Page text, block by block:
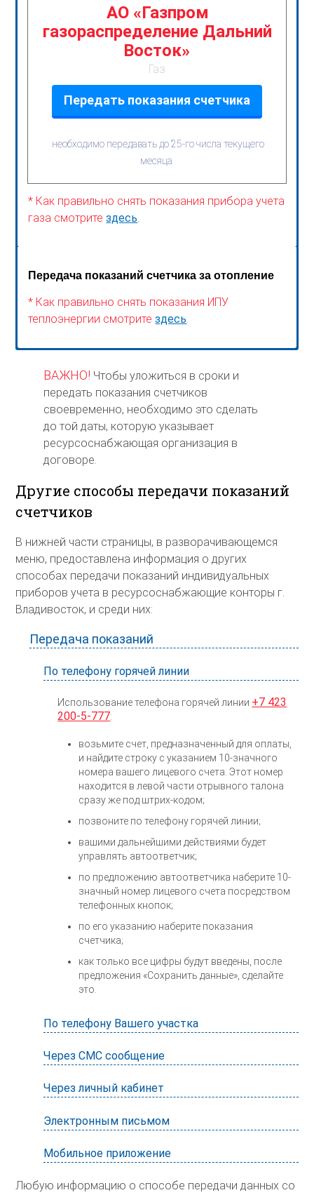
АО «Газпром
газораспределение Дальний
Восток»
Газ
Передать показания счетчика
необходимо передавать до 25-го числа текущего
месяца
* Как правильно снять показания прибора учета
газа смотритездесь
Передача показаний счетчика за отопление
* Как правильно снять показания ИПУ
теплоэнергии смотритездесь
ВАЖНО! Чтобы уложиться в сроки и
передать показания счетчиков
своевременно, необходимо это сделать
до той даты, которую указывает
ресурсоснабжающая организация в
договоре.
Другие способы передачи показаний
счетчиков
В нижней части страницы, в разворачивающемся
меню, предоставлена информация о других
способах передачи показаний индивидуальных
приборов учета в ресурсоснабжающие конторы г.
Владивосток, и среди них:
Передача показаний
По телефону горячей линии
Использование телефона горячей линии +7 423
200-5-777:
возьмите счет, предназначенный для оплаты,
и найдите строку с указанием 10-значного
номера вашего лицевого счета. Этот номер
находится в левой части отрывного талона
сразу же под штрих-кодом;
позвоните по телефону горячей линии;
вашими дальнейшими действиями будет
управлять автоответчик;
по предложению автоответчика наберите 10-
значный номер лицевого счета посредством
телефонных кнопок;
по его указанию наберите показания
счетчика;
как только все цифры будут введены, после
предложения «Сохранить данные», сделайте
это.
По телефону Вашего участка
Через СМС сообщение
Через личный кабинет
Электронным письмом
Мобильное приложение
Любую информацию о способе передачи данных со